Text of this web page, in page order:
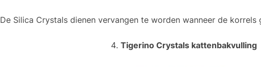
De Silica Crystals dienen vervangen te worden wanneer de korrels
Tigerino Crystals kattenbakvulling